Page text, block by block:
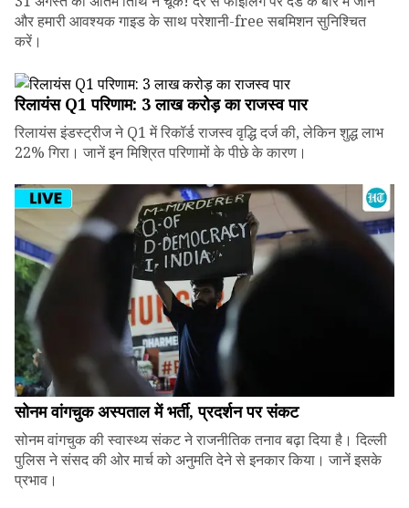
और हमारी आवश्यक गाइड के साथ परेशानी-free सबमिशन सुनिश्चित
करें।
रिलायंस Q1 परिणाम: ₹3 लाख करोड़ का राजस्व पार
रिलायंस इंडस्ट्रीज ने Q1 में रिकॉर्ड राजस्व वृद्धि दर्ज की, लेकिन शुद्ध लाभ
22% गिरा। जानें इन मिश्रित परिणामों के पीछे के कारण।
सोनम वांगचुक अस्पताल में भर्ती, प्रदर्शन पर संकट
सोनम वांगचुक की स्वास्थ्य संकट ने राजनीतिक तनाव बढ़ा दिया है। दिल्ली
पुलिस ने संसद की ओर मार्च को अनुमति देने से इनकार किया। जानें इसके
प्रभाव।